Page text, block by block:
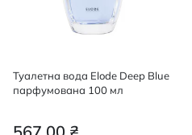
Туалетна вода Elode Deep Blue
парфумована 100 мл
567,00 ₴